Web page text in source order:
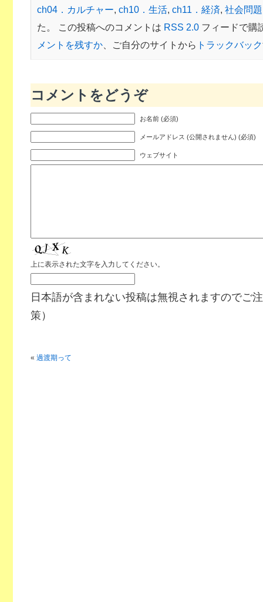
ch04．カルチャー, ch10．生活, ch11．経済, 社会問題
た。 この投稿へのコメントは RSS 2.0フィードで購
メントを残すか、ご自分のサイトから トラックバック
コメントをどうぞ
お名前 (必須)
メールアドレス (公開されません) (必須)
ウェブサイト
上に表示された文字を入力してください。
日本語が含まれない投稿は無視されますのでご
策）
« 過渡期って